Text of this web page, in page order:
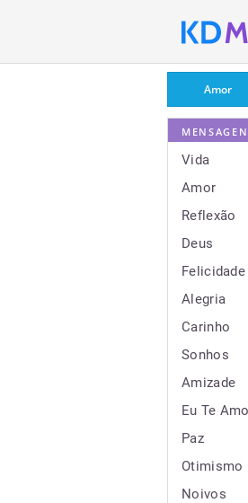
Amor
Vida
Amor
Reflexão
Deus
Felicidade
Alegria
Carinho
Sonhos
Amizade
Eu Te Amo
Paz
Otimismo
Noivos